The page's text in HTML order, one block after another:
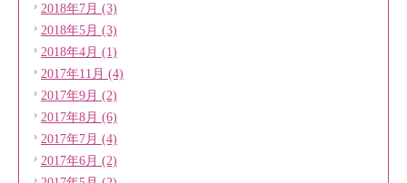
2018年7月 (3)
2018年5月 (3)
2018年4月 (1)
2017年11月 (4)
2017年9月 (2)
2017年8月 (6)
2017年7月 (4)
2017年6月 (2)